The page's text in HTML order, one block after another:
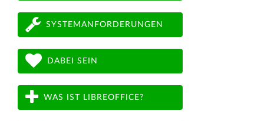
SYSTEMANFORDERUNGEN
DABEI SEIN
WAS IST LIBREOFFICE?